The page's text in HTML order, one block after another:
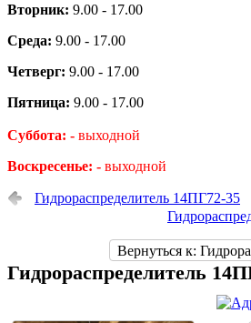
Вторник: 9.00 - 17.00
Среда: 9.00 - 17.00
Четверг: 9.00 - 17.00
Пятница: 9.00 - 17.00
Суббота: - выходной
Воскресенье: - выходной
Гидрораспределитель 14ПГ72-35
Вернуться к:
Гидрораспределитель